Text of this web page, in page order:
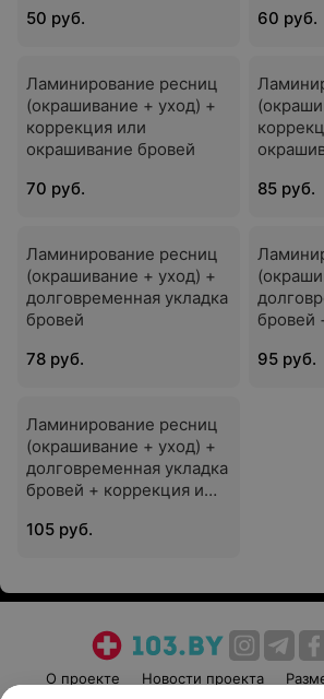
50 руб.
60 руб.
Ламинирование ресниц
(окрашивание + уход) +
коррекция или
окрашивание бровей
70 руб.
85 руб.
Ламинирование ресниц
(окрашивание + уход) +
долговременная укладка
бровей
78 руб.
бровей
95 руб.
Ламинирование ресниц
(окрашивание + уход) +
долговременная укладка
бровей + коррекция и
105 руб.
О проекте Новости проекта